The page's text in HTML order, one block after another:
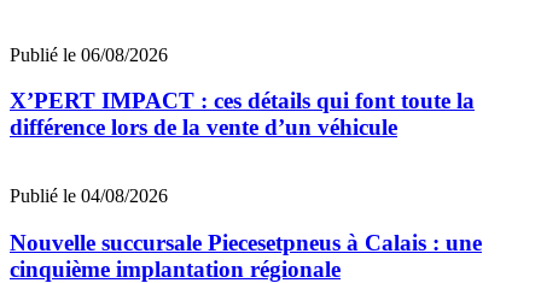
Publié le 06/08/2026
X’PERT IMPACT : ces détails qui font toute la
différence lors de la vente d’un véhicule
Publié le 04/08/2026
Nouvelle succursale Piecesetpneus à Calais : une
cinquième implantation régionale